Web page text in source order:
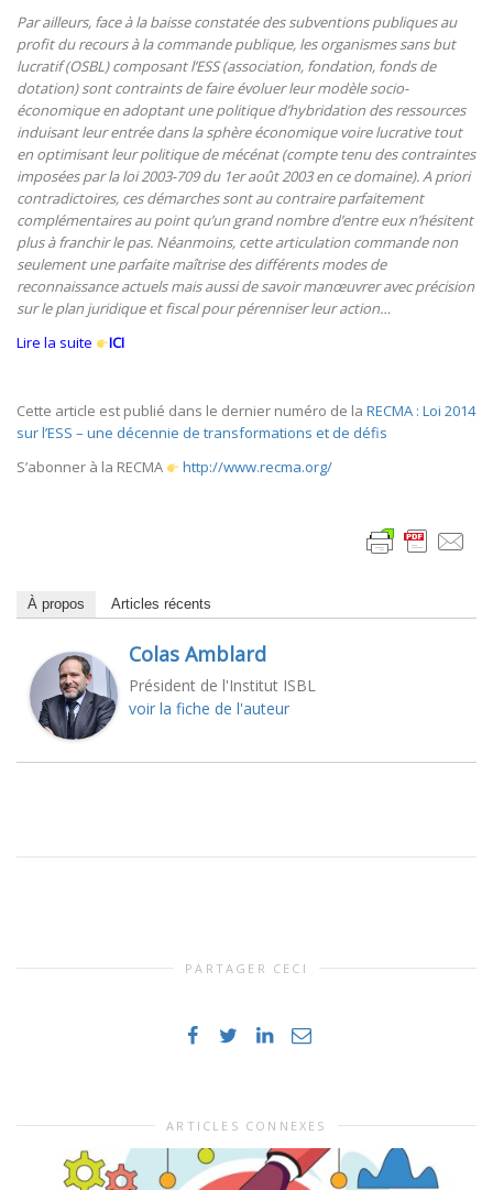
Par ailleurs, face à la baisse constatée des subventions publiques au
profit du recours à la commande publique, les organismes sans but
lucratif (OSBL) composant l’ESS (association, fondation, fonds de
dotation) sont contraints de faire évoluer leur modèle socio-
économique en adoptant une politique d’hybridation des ressources
induisant leur entrée dans la sphère économique voire lucrative tout
en optimisant leur politique de mécénat (compte tenu des contraintes
imposées par la loi 2003-709 du 1er août 2003 en ce domaine). A priori
contradictoires, ces démarches sont au contraire parfaitement
complémentaires au point qu’un grand nombre d’entre eux n’hésitent
plus à franchir le pas. Néanmoins, cette articulation commande non
seulement une parfaite maîtrise des différents modes de
reconnaissance actuels mais aussi de savoir manœuvrer avec précision
sur le plan juridique et fiscal pour pérenniser leur action…
Lire la suite
ICI
Cette article est publié dans le dernier numéro de la RECMA : Loi 2014
sur l’ESS – une décennie de transformations et de défis
S’abonner à la RECMA
http://www.recma.org/
À propos Articles récents
Colas Amblard
Président de l'Institut ISBL
voir la fiche de l'auteur
PARTAGER CECI
ARTICLES CONNEXES